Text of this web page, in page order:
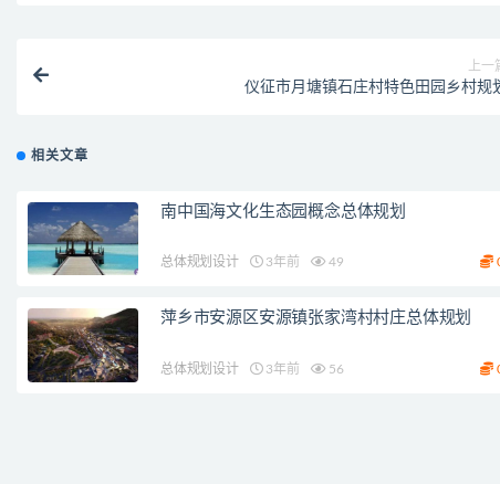
上一
仪征市月塘镇石庄村特色田园乡村规
相关文章
南中国海文化生态园概念总体规划
总体规划设计 3年前 49
萍乡市安源区安源镇张家湾村村庄总体规划
总体规划设计 3年前 56